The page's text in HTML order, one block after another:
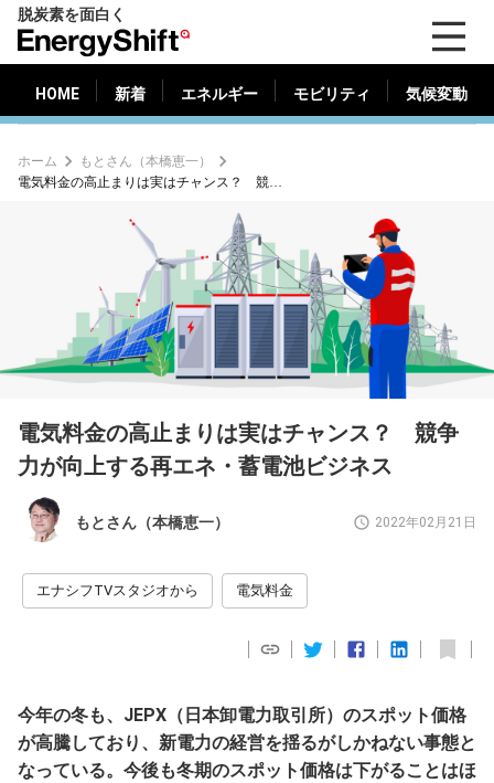
脱炭素を面白く
ナ
ジ
ー
フ
HOME 新着 エネルギー モビリティ 気候変動
新着 エネルギー 気候変動
ホーム もとさん（本橋恵一）
電気料金の高止まりは実はチャンス？ 競争力が向上する再エネ・蓄電池ビジネス
電気料金の高止まりは実はチャンス？ 競争
力が向上する再エネ・蓄電池ビジネス
もとさん（本橋恵一） 2022年02月21日
エナシフTVスタジオから 電気料金
今年の冬も、JEPX（日本卸電力取引所）のスポット価格
が高騰しており、新電力の経営を揺るがしかねない事態と
なっている。今後も冬期のスポット価格は下がることはほ